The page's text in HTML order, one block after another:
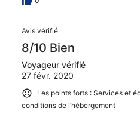
Avis vérifié
8/10 Bien
Voyageur vérifié
27 févr. 2020
Les points forts : Services et
conditions de l’hébergement